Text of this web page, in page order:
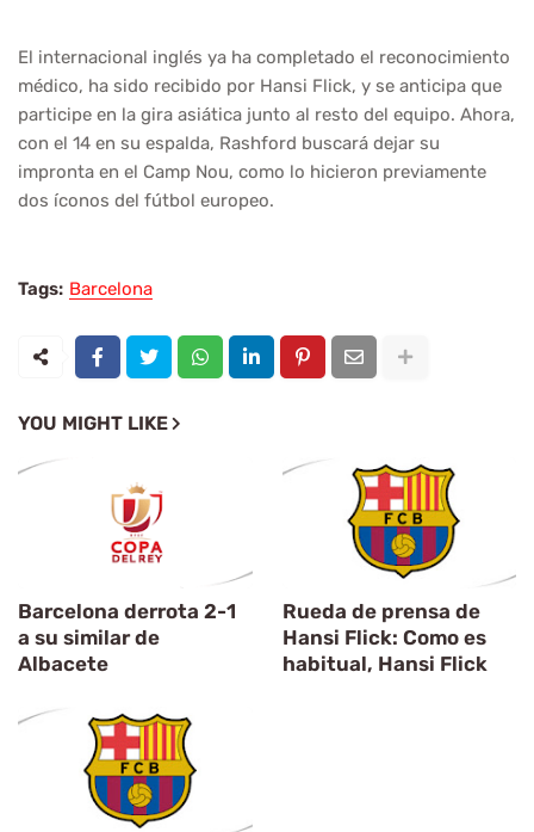
El internacional inglés ya ha completado el reconocimiento
médico, ha sido recibido por Hansi Flick, y se anticipa que
participe en la gira asiática junto al resto del equipo. Ahora,
con el 14 en su espalda, Rashford buscará dejar su
impronta en el Camp Nou, como lo hicieron previamente
dos íconos del fútbol europeo.
Tags: Barcelona
YOU MIGHT LIKE
Barcelona derrota 2-1
a su similar de
Albacete
Rueda de prensa de
Hansi Flick: Como es
habitual, Hansi Flick